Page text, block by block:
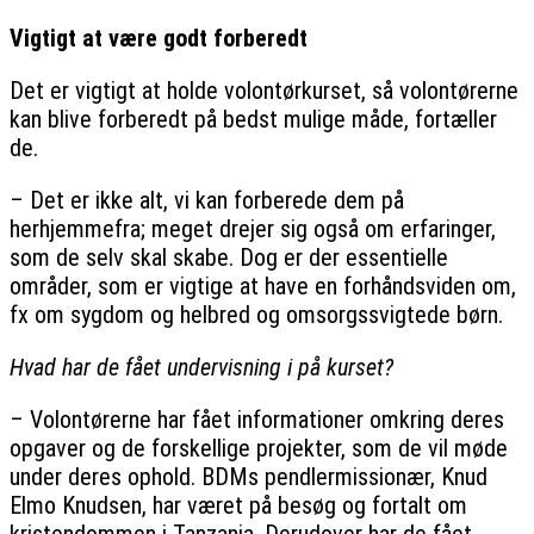
Vigtigt at være godt forberedt
Det er vigtigt at holde volontørkurset, så volontørerne
kan blive forberedt på bedst mulige måde, fortæller
de.
– Det er ikke alt, vi kan forberede dem på
herhjemmefra; meget drejer sig også om erfaringer,
som de selv skal skabe. Dog er der essentielle
områder, som er vigtige at have en forhåndsviden om,
fx om sygdom og helbred og omsorgssvigtede børn.
Hvad har de fået undervisning i på kurset?
– Volontørerne har fået informationer omkring deres
opgaver og de forskellige projekter, som de vil møde
under deres ophold. BDMs pendlermissionær, Knud
Elmo Knudsen, har været på besøg og fortalt om